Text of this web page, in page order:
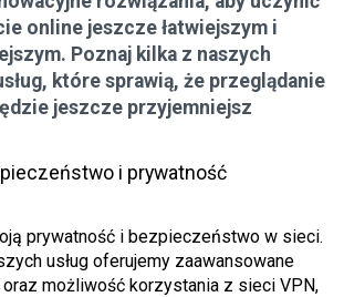
online jeszcze łatwiejszym i
Poznaj kilka z naszych
które sprawią, że przeglądanie
jeszcze przyjemniejsz
i prywatność
prywatność i bezpieczeństwo w sieci.
usług oferujemy zaawansowane
możliwość korzystania z sieci VPN,